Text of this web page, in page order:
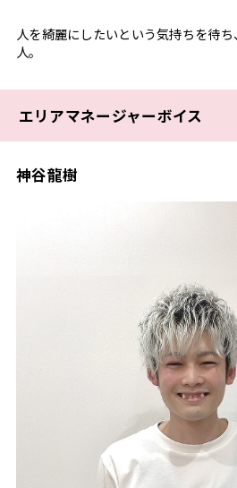
人を綺麗にしたいという気持ちを待
人。
エリアマネージャーボイス
神谷龍樹